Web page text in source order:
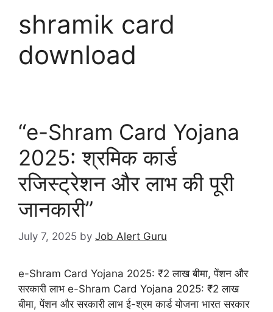
shramik card
download
“e-Shram Card Yojana
2025: श्रमिक कार्ड
रजिस्ट्रेशन और लाभ की पूरी
जानकारी”
July 7, 2025 by Job Alert Guru
e-Shram Card Yojana 2025: ₹2 लाख बीमा, पेंशन और
सरकारी लाभ e-Shram Card Yojana 2025: ₹2 लाख
बीमा, पेंशन और सरकारी लाभ ई-श्रम कार्ड योजना भारत सरकार